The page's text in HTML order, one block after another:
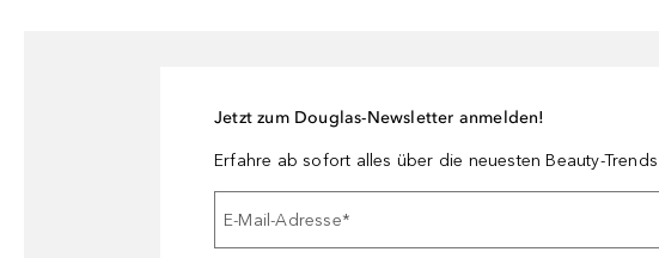
Jetzt zum Douglas-Newsletter anmelden!
Erfahre ab sofort alles über die neuesten Beauty-
E-Mail-Adresse*